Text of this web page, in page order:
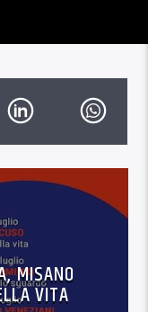
MISANO
VITA